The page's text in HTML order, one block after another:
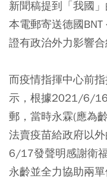
新聞稿提到「我國
本電郵寄送德國
證有政治外力影響合
而疫情指揮中心前
示，根據2021/6/16
郵，當時永霖(應為
法賣疫苗給政府以
6/17發聲明感謝衛
永齡並全力協助兩單